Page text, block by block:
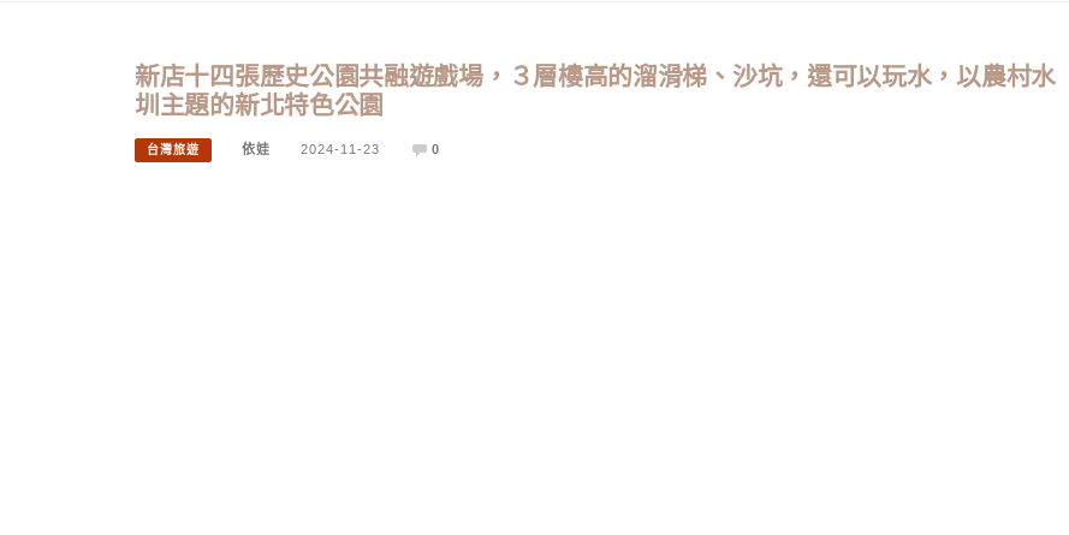
新店十四張歷史公園共融遊戲場，３層樓高的溜滑梯、沙坑，還可以玩水，以農村水
圳主題的新北特色公園
台灣旅遊 依娃 2024-11-23 0